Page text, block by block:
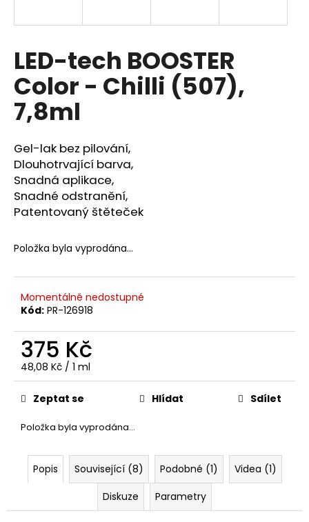
LED-tech BOOSTER
Color - Chilli (507),
7,8ml
Gel-lak bez pilování,
Dlouhotrvající barva,
Snadná aplikace,
Snadné odstranění,
Patentovaný štěteček
Položka byla vyprodána…
Momentálně nedostupné
Kód: PR-126918
375 Kč
Měrná
cena:
48,08 Kč / 1 ml
Položka byla vyprodána…
Zeptat se Hlídat Sdílet
Popis Související (8) Podobné (1)
Videa (1)
Diskuze
Parametry
í
t
?
HLEDAT
D
p
r
u
č
u
e
m
e